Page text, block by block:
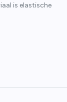
is elastische